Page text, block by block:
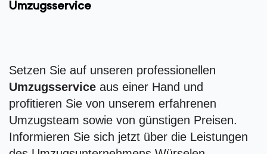
Umzugsservice
Setzen Sie auf unseren professionellen
Umzugsservice aus einer Hand und
profitieren Sie von unserem erfahrenen
Umzugsteam sowie von günstigen Preisen.
Informieren Sie sich jetzt über die Leistungen